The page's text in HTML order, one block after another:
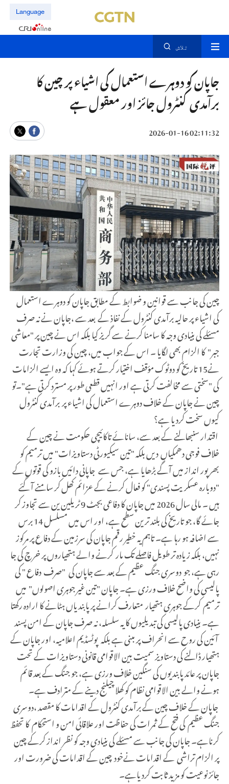
Language
تلاش
جاپان کو دوہرے استعمال کی اشیاء پر چین کا
برآمدی کنٹرول جائز اور معقول ہے
02:11:32 2026-01-16
چین کی جانب سے قوانین و ضوابط کے مطابق جاپان کو دوہرے استعمال
کی اشیاء پر حالیہ برآمدی کنٹرول کے نفاذ کے بعد سے ،جاپان نے نہ صرف
مسئلے کی بنیادی وجہ کا سامنا کرنے سے گریز کیا بلکہ اس نے چین پر "معاشی
جبر" کا الزام بھی لگایا ۔ اس کے جواب میں، چین کی وزارت تجارت
نے15 تاریخ کو دوٹوک مؤقف اختیار کرتے ہوئے کہا کہ وہ ایسے الزامات
کی "سختی سے مخالفت کرتی ہے اور انہیں قطعی طور پر مسترد کرتی ہے"۔تو
چین نے جاپان کے خلاف دوہرے استعمال کی اشیاء پر برآمدی کنٹرول
کیوں سخت کردیا ہے؟
اقتدار سنبھالنے کے بعد سے، سانائے تاکائیچی حکومت نے چین کے
خلاف فوجی دھمکیاں دیں بلکہ "تین سیکیورٹی دستاویزات" میں ترمیم کو
بھرپور انداز میں آگے بڑھایا ہے، جس سے جاپانی دائیں بازو کی قوتوں کے
"دوبارہ عسکریت پسندی" کو فعال کرنے کے عزائم کھل کر سامنے آ گئے
ہیں ۔ مالی سال 2026 میں جاپان کا دفاعی بجٹ 9 ٹریلین ین سے تجاوز کر
جائے گا، جو تاریخ کی بلند ترین سطح ہے، اور اس میں مسلسل 14 برس
سے اضافہ ہو رہا ہے۔ تاہم یہ خطیر رقم جاپان کی سرزمین کے دفاع پر مرکوز
نہیں، بلکہ زیادہ تر طویل فاصلے تک مار کرنے والے ہتھیاروں پر خرچ کی جا
رہی ہے، جو دوسری جنگ عظیم کے بعد سے جاپان کی "صرف دفاع " کی
پالیسی کی واضح خلاف ورزی ہے۔ جاپان "تین غیر جوہری اصولوں" میں
ترمیم کرکے جوہری ہتھیار متعارف کرانے پر پابندیاں ہٹانے کا ارادہ رکھتا
ہے۔ بنیادی پالیسی کی تبدیلیوں کا یہ سلسلہ، نہ صرف جاپان کے امن پسند
آئین کی روح سے انحراف پر مبنی ہے بلکہ پوٹسڈیم اعلامیہ، اور جاپان کے
ہتھیار ڈالنے کی دستاویز سمیت بین الاقوامی قانونی دستاویزات کے تحت
جاپان پر عائد پابندیوں کی سنگین خلاف ورزی ہے، جو جنگ کے بعد قائم
ہونے والے بین الاقوامی نظام کو کھلا چیلنج دینے کے مترادف ہے۔
جاپان کے خلاف چین کے برآمدی کنٹرول کے اقدامات کا مقصد ،دوسری
جنگ عظیم کی فتح کے ثمرات کی حفاظت اور علاقائی امن و استحکام کا تحفظ
کرناہے۔ جاپان کی جانب سے مسئلے کی بنیادی وجہ کو نظر انداز کرکے چین
پر الزام تراشی کے اقدامات نےخود چین کے اقدامات کی ضرورت اور
جائز نوعیت کو مزید ثابت کردیاہے۔